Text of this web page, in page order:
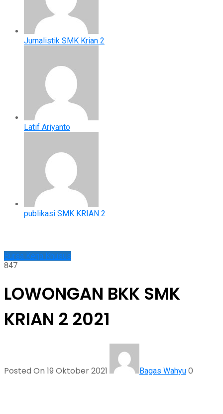
Jurnalistik SMK Krian 2
Latif Ariyanto
publikasi SMK KRIAN 2
Bursa Kerja Khusus
847
LOWONGAN BKK SMK
KRIAN 2 2021
Posted On 19 Oktober 2021 Bagas Wahyu 0